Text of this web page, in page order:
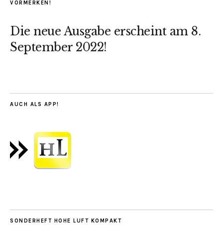
VORMERKEN!
Die neue Ausgabe erscheint am 8.
September 2022!
AUCH ALS APP!
SONDERHEFT HOHE LUFT KOMPAKT